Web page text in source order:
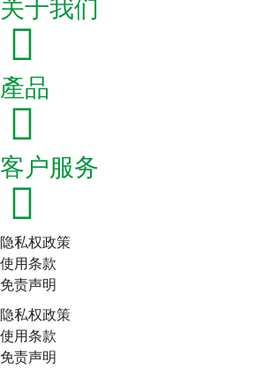
关于我们
產品
客户服务
隐私权政策
使用条款
免责声明
隐私权政策
使用条款
免责声明